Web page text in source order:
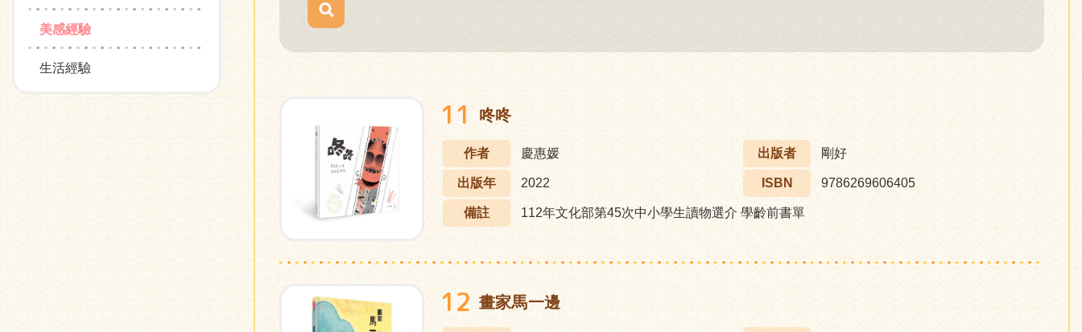
美感經驗
生活經驗
11 咚咚
作者 慶惠媛 出版者 剛好
出版年 2022 ISBN 9786269606405
備註 112年文化部第45次中小學生讀物選介 學齡前書單
12 畫家馬一邊